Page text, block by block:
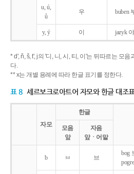
u, ú,
ů
우 buben
y, ý 이 jazyk야
* d', ň, š, t', j의 '디, 니, 시, 티, 이'는 뒤따르는 모
다.
** x는 개별 용례에 따라 한글 표기를 정한다.
표 8 세르보크로아트어 자모와 한글 대조표
자모
한글
모음
앞
자음
앞ㆍ어말
b ㅂ 브
bog